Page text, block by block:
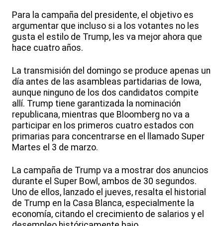
Para la campaña del presidente, el objetivo es
argumentar que incluso si a los votantes no les
gusta el estilo de Trump, les va mejor ahora que
hace cuatro años.
La transmisión del domingo se produce apenas un
día antes de las asambleas partidarias de Iowa,
aunque ninguno de los dos candidatos compite
allí. Trump tiene garantizada la nominación
republicana, mientras que Bloomberg no va a
participar en los primeros cuatro estados con
primarias para concentrarse en el llamado Super
Martes el 3 de marzo.
La campaña de Trump va a mostrar dos anuncios
durante el Super Bowl, ambos de 30 segundos.
Uno de ellos, lanzado el jueves, resalta el historial
de Trump en la Casa Blanca, especialmente la
economía, citando el crecimiento de salarios y el